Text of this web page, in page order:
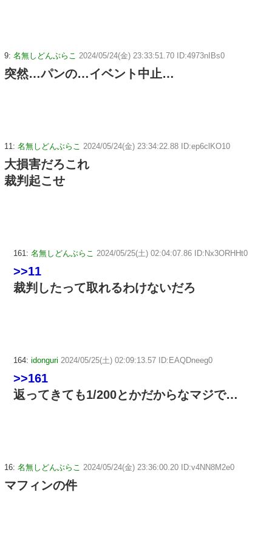
9: 名無しどんぶらこ 2024/05/24(金) 23:33:51.70 ID:4973nIBs0
突然…パンの…イベント中止…
11: 名無しどんぶらこ 2024/05/24(金) 23:34:22.88 ID:ep6clKO10
大損害だろこれ
裁判起こせ
161: 名無しどんぶらこ 2024/05/25(土) 02:04:07.86 ID:Nx3ORHHt0
>>11
裁判したって取れるわけないだろ
164: idonguri 2024/05/25(土) 02:09:13.57 ID:EAQDneeg0
>>161
返ってきても1/200とかだからなマジで…
16: 名無しどんぶらこ 2024/05/24(金) 23:36:00.20 ID:v4NN8M2e0
マフィンの件